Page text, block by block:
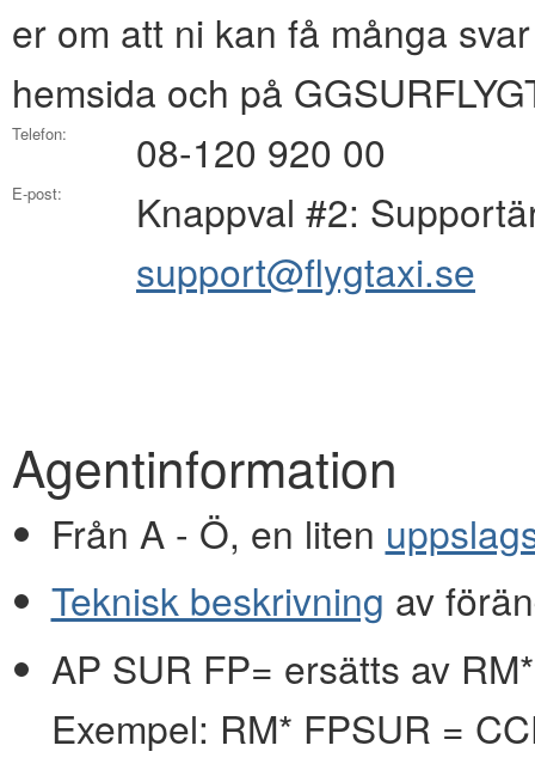
er om att ni kan få många
hemsida och på
Telefon:
08-120 920 00
Knappval #2:
E-post:
support@flygtaxi.se
Agentinformation
Från A - Ö, en liten
Teknisk beskrivning av
AP SUR FP= ersätts av
Exempel: RM* FPSUR =